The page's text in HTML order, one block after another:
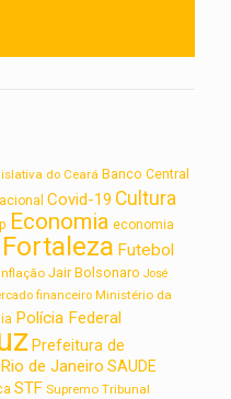
do Ceará Banco Central
Covid-19 Cultura
Economia economia
Fortaleza Futebol
Jair Bolsonaro José
financeiro Ministério da
Polícia Federal
Prefeitura de
Rio de Janeiro SAUDE
STF Supremo Tribunal